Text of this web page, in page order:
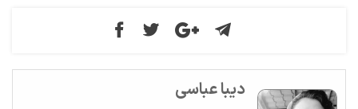
دیبا عباسی